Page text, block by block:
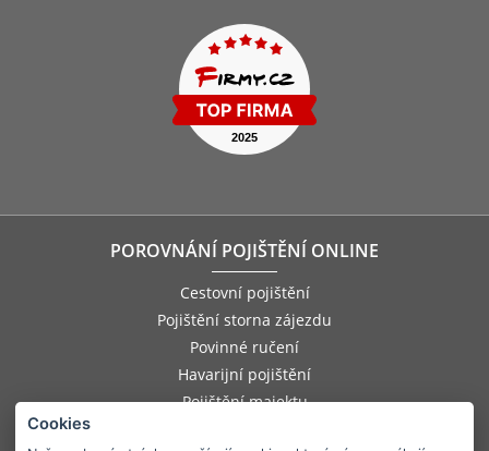
POROVNÁNÍ POJIŠTĚNÍ ONLINE
Cestovní pojištění
Pojištění storna zájezdu
Povinné ručení
Havarijní pojištění
Pojištění majektu
Cookies